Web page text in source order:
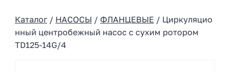
Каталог/ НАСОСЫ / ФЛАНЦЕВЫЕ / Циркуляцио
нный центробежный насос с сухим ротором
TD125-14G/4